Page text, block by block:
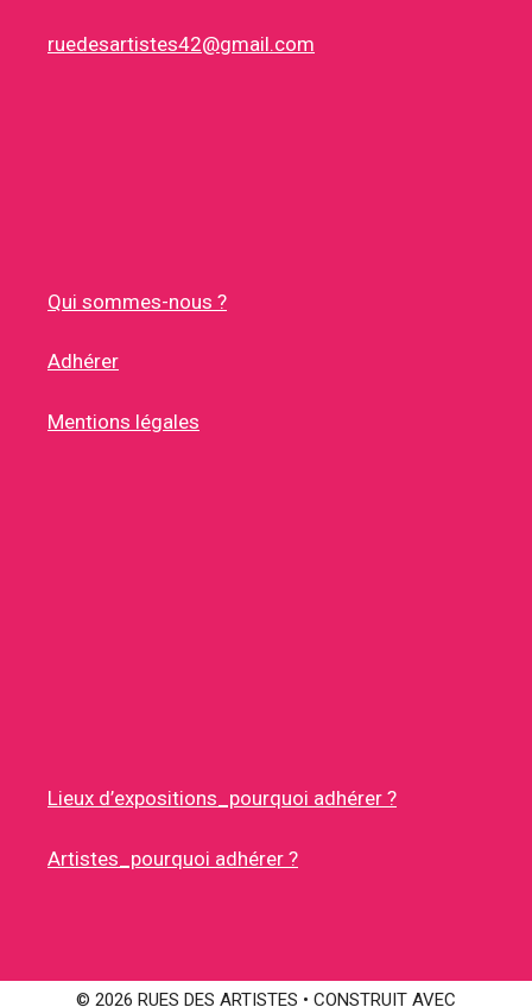
ruedesartistes42@gmail.com
Qui sommes-nous ?
Adhérer
Mentions légales
Lieux d’expositions_pourquoi adhérer ?
Artistes_pourquoi adhérer ?
© 2026 RUES DES ARTISTES • CONSTRUIT AVEC